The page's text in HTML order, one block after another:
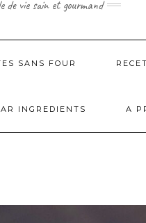
de vie sain et gourmand
SANS FOUR
INGREDIENTS A